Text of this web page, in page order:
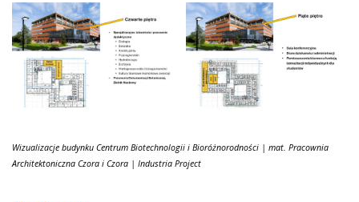
Wizualizacje budynku Centrum Biotechnologii i Bioróżnorodności | mat. Pracownia
Architektoniczna Czora i Czora | Industria Project